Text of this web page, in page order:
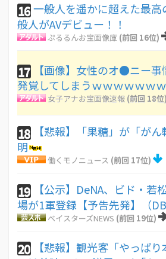
16一般人を遥かに超えた最
般人がAVデビュー！！
ぷるるんお宝画像庫 (前回 16位)
17
【画像】女性のオ●ニー
発覚してしまうｗｗｗｗｗｗｗ
女子アナお宝画像速報 (前回 18位)
18
【悲報】「果糖」が「が
明
働くモノニュース (前回 17位)
19
【公示】DeNA、ビド・若
場が1軍登録【予告先発】（
ベイスターズNEWS (前回 19位)
20
【悲報】観光客「やっぱ